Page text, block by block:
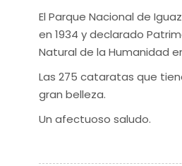
El Parque Nacional de
en 1934 y declarado
Natural de la Humanidad
Las 275 cataratas que
gran belleza.
Un afectuoso saludo.